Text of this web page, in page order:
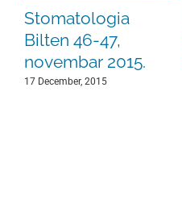
Stomatologia
Bilten 46-47,
novembar 2015.
17 December, 2015